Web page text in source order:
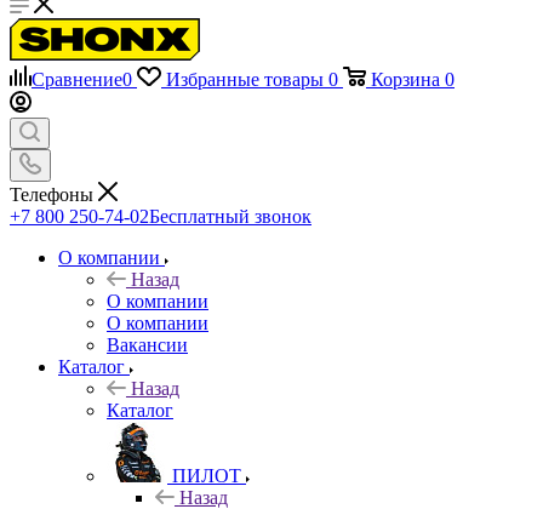
Сравнение0 Избранные товары 0 Корзина 0
Телефоны
+7 800 250-74-02Бесплатный звонок
О компании
Назад
О компании
О компании
Вакансии
Каталог
Назад
Каталог
ПИЛОТ
Назад